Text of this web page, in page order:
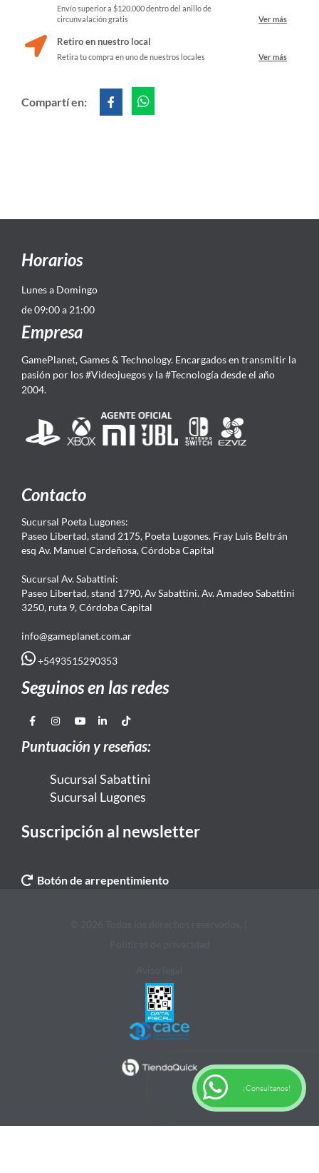
Envío superior a $120.000 dentro del anillo de
circunvalación gratis
Ver más
Retiro en nuestro local
Retira tu compra en uno de nuestros locales Ver más
Compartí en:
Horarios
Lunes a Domingo
de 09:00 a 21:00
Empresa
GamePlanet, Games & Technology. Encargados en transmitir la
pasión por los #Videojuegos y la #Tecnología desde el año
2004.
Contacto
Sucursal Poeta Lugones:
Paseo Libertad, stand 2175, Poeta Lugones. Fray Luis Beltrán
esq Av. Manuel Cardeñosa, Córdoba Capital
Sucursal Av. Sabattini:
Paseo Libertad, stand 1790, Av Sabattini. Av. Amadeo Sabattini
3250, ruta 9, Córdoba Capital
info@gameplanet.com.ar
+5493515290353
Seguinos en las redes
Puntuación y reseñas:
Sucursal Sabattini
Sucursal Lugones
Suscripción al newsletter
Botón de arrepentimiento
¡Consultanos!